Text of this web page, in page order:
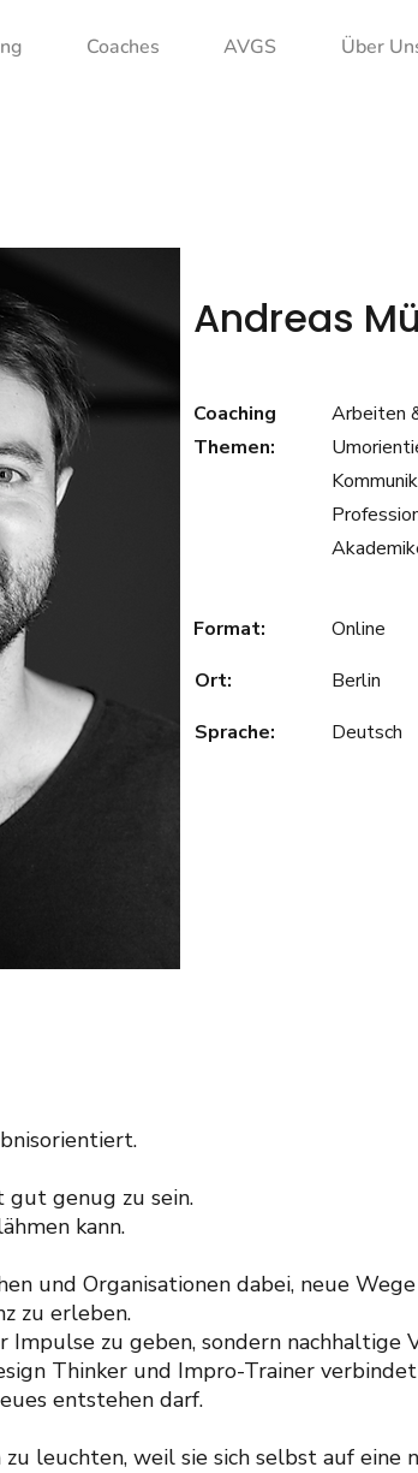
Coaches AVGS Über
Andreas
Coaching
Themen:
Arbeiten
Format:
Ort:
Sprache:
Online
Berlin
Deutsch
gut genug zu sein.
kann.
und Organisationen dabei, neue
zu erleben.
Impulse zu geben, sondern nachhaltige
Thinker und Impro-Trainer
entstehen darf.
leuchten, weil sie sich selbst auf eine